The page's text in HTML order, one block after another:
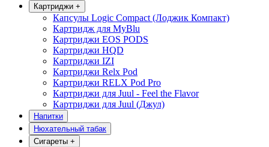
Картриджи +
Капсулы Logic Compact (Лоджик Компакт)
Картридж для MyBlu
Картриджи EOS PODS
Картриджи HQD
Картриджи IZI
Картриджи Relx Pod
Картриджи RELX Pod Pro
Картриджи для Juul - Feel the Flavor
Картриджи для Juul (Джул)
Напитки
Нюхательный табак
Сигареты +